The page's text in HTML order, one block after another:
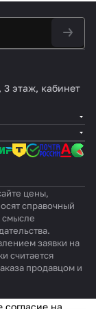
3 этаж, кабинет
цены,
справочный
смысле
заявки на
считается
продавцом и
согласие на